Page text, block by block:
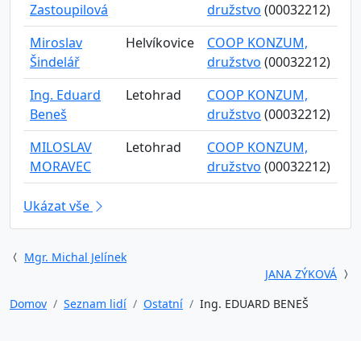
Zastoupilová
družstvo (00032212)
Miroslav
Šindelář
Helvíkovice
COOP KONZUM,
družstvo (00032212)
Ing. Eduard
Beneš
Letohrad
COOP KONZUM,
družstvo (00032212)
MILOSLAV
MORAVEC
Letohrad
COOP KONZUM,
družstvo (00032212)
Ukázat vše
Mgr. Michal Jelínek
JANA ZÝKOVÁ
Domov
Seznam lidí Ostatní Ing. EDUARD BENEŠ